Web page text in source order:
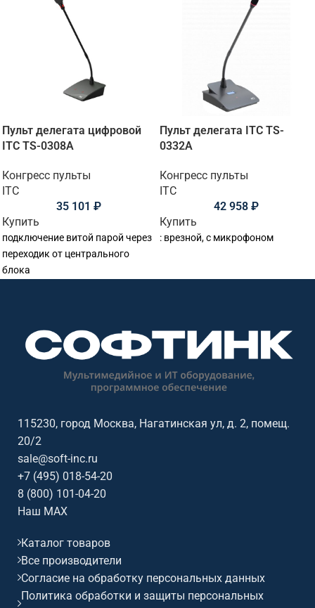
Пульт делегата цифровой
ITC TS-0308A
Конгресс пульты
ITC
35 101 ₽
Купить
подключение витой парой через
переходик от центрального
блока
Пульт делегата ITC TS-
0332A
Конгресс пульты
ITC
42 958 ₽
Купить
: врезной, с микрофоном
115230, город Москва, Нагатинская ул, д. 2, помещ.
20/2
sale@soft-inc.ru
+7 (495) 018-54-20
8 (800) 101-04-20
Наш MAX
Каталог товаров
Все производители
Согласие на обработку персональных данных
Политика обработки и защиты персональных